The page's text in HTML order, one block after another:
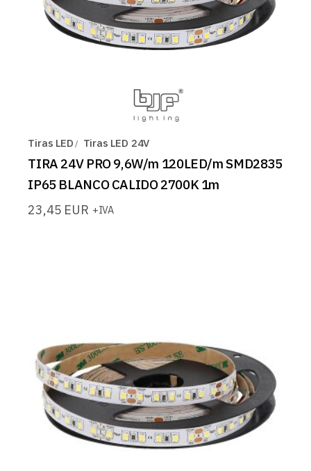
Tiras LED Tiras LED 24V
TIRA 24V PRO 9,6W/m 120LED/m SMD2835
IP65 BLANCO CALIDO 2700K 1m
23,45 EUR +IVA